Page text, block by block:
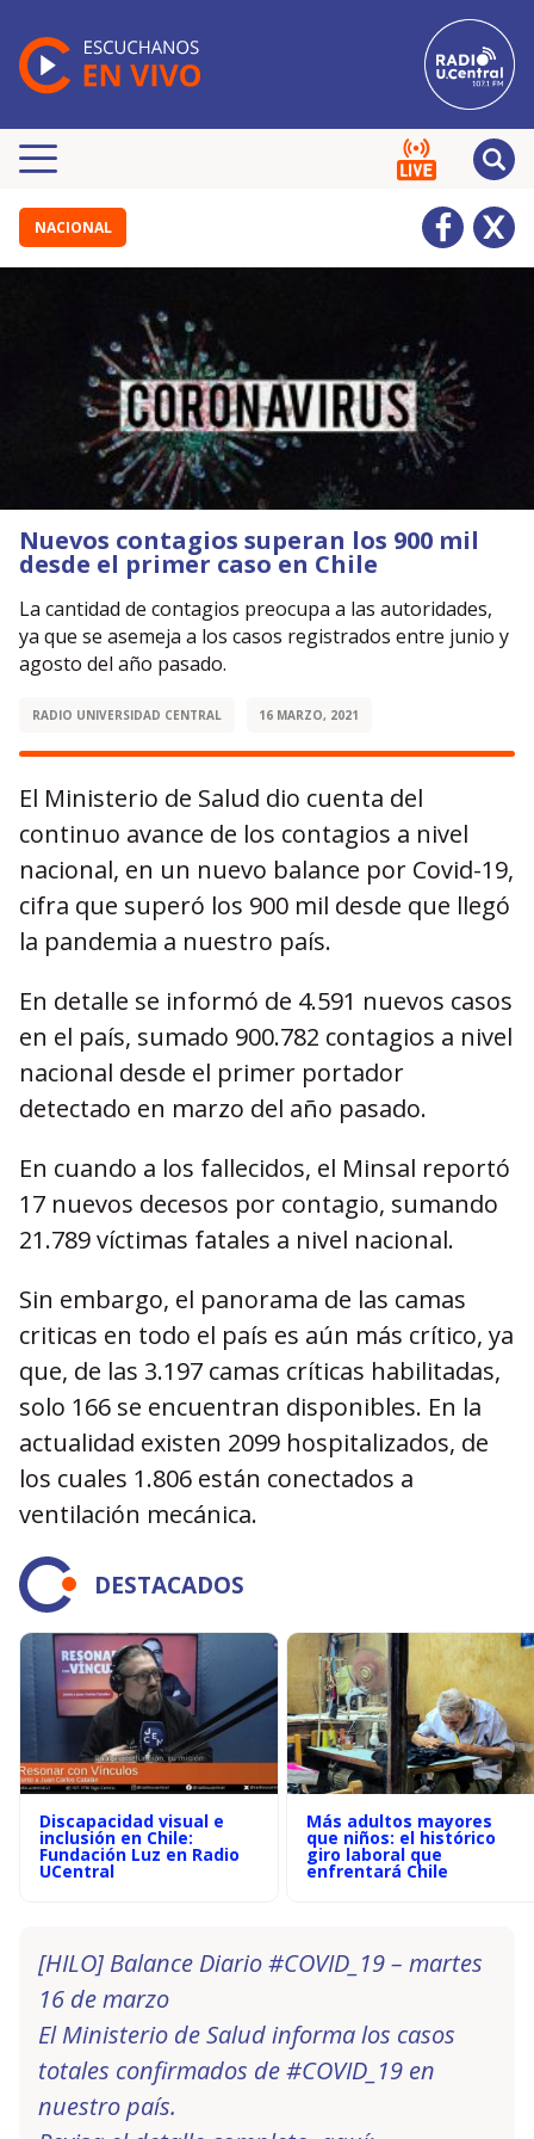
NACIONAL
Nuevos contagios superan los 900 mil
desde el primer caso en Chile
La cantidad de contagios preocupa a las autoridades,
ya que se asemeja a los casos registrados entre junio y
agosto del año pasado.
RADIO UNIVERSIDAD CENTRAL 16 MARZO, 2021
El Ministerio de Salud dio cuenta del
continuo avance de los contagios a nivel
nacional, en un nuevo balance por Covid-19,
cifra que superó los 900 mil desde que llegó
la pandemia a nuestro país.
En detalle se informó de 4.591 nuevos casos
en el país, sumado 900.782 contagios a nivel
nacional desde el primer portador
detectado en marzo del año pasado.
En cuando a los fallecidos, el Minsal reportó
17 nuevos decesos por contagio, sumando
21.789 víctimas fatales a nivel nacional.
Sin embargo, el panorama de las camas
criticas en todo el país es aún más crítico, ya
que, de las 3.197 camas críticas habilitadas,
solo 166 se encuentran disponibles. En la
actualidad existen 2099 hospitalizados, de
los cuales 1.806 están conectados a
ventilación mecánica.
DESTACADOS
Discapacidad visual e
inclusión en Chile:
Fundación Luz en Radio
UCentral
Más adultos mayores
que niños: el histórico
giro laboral que
enfrentará Chile
[HILO] Balance Diario#COVID_19– martes
16 de marzo
El Ministerio de Salud informa los casos
totales confirmados de#COVID_19 en
nuestro país.